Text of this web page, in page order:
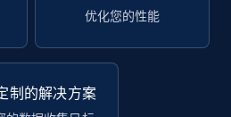
优化您的性能
制的解决方案